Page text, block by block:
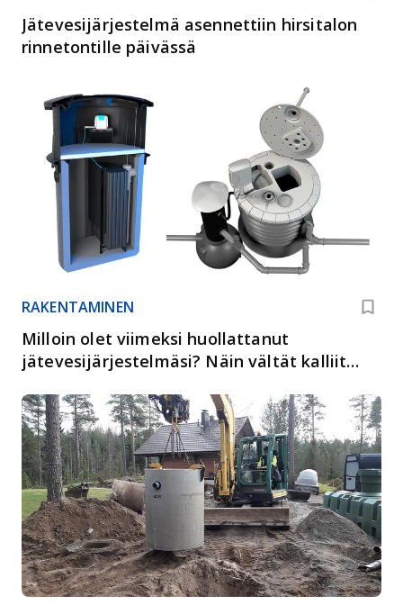
Jätevesijärjestelmä asennettiin hirsitalon
rinnetontille päivässä
RAKENTAMINEN
Milloin olet viimeksi huollattanut
jätevesijärjestelmäsi? Näin vältät kalliit